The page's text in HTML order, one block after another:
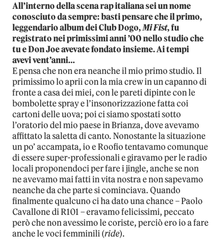
All’interno della scena rap italiana sei un nome
conosciuto da sempre: basti pensare che il primo,
leggendario album dei Club Dogo,Mi Fist, fu
registrato nei primissimi anni ’00 nello studio che
tu e Don Joe avevate fondato insieme. Ai tempi
avevi vent’anni…
E pensa che non era neanche il mio primo studio. Il
primissimo lo aprii con la mia crew in un capanno di
fronte a casa dei miei, con le pareti dipinte con le
bombolette spray e l’insonorizzazione fatta coi
cartoni delle uova; poi ci siamo spostati sotto
l’oratorio del mio paese in Brianza, dove avevamo
affittato la saletta di canto. Nonostante la situazione
un po’ accampata, io e Roofio tentavamo comunque
di essere super-professionali e giravamo per le radio
locali proponendoci per fare i jingle, anche se non
ne avevamo mai fatti in vita nostra e non sapevamo
neanche da che parte si cominciava. Quando
finalmente qualcuno ci ha dato una chance – Paolo
Cavallone di R101 – eravamo felicissimi, peccato
però che non avessimo le coriste, perciò ero io a fare
anche le voci femminili (ride).